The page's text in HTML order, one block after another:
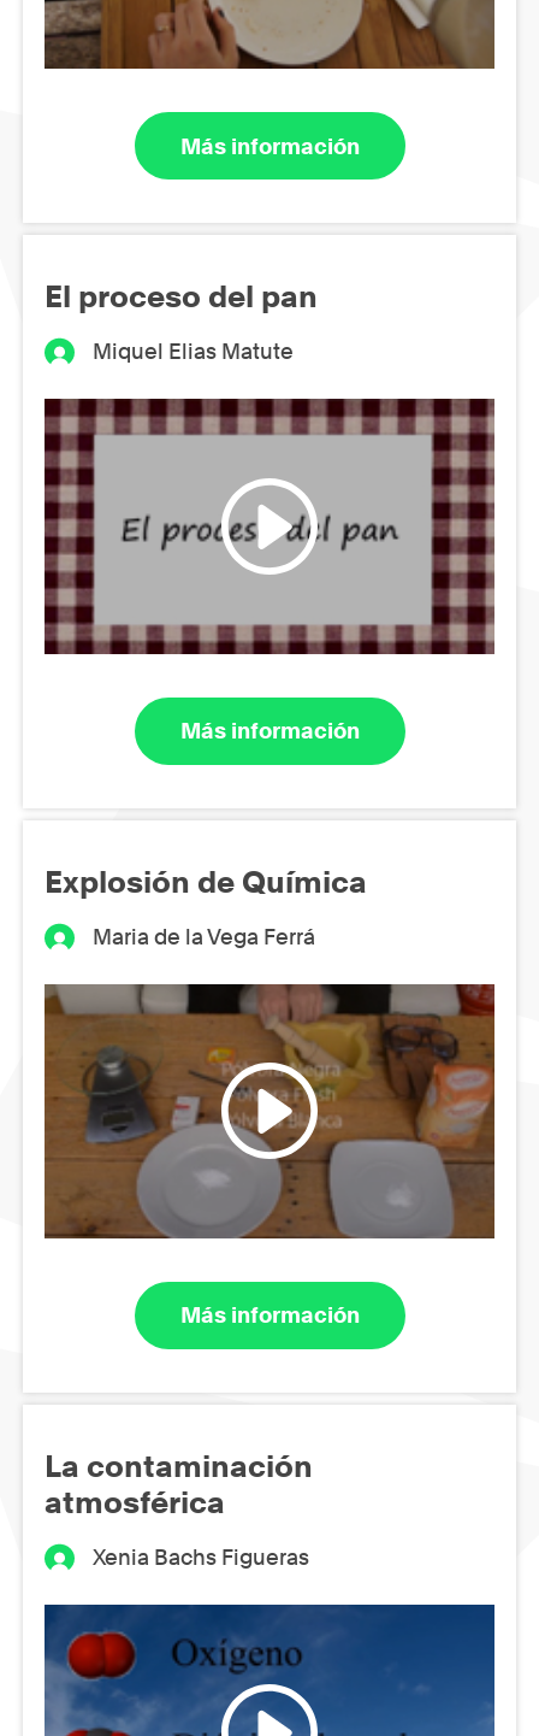
Más información
El proceso del pan
Miquel Elias Matute
Más información
Explosión de Química
Maria de la Vega Ferrá
Más información
La contaminación
atmosférica
Xenia Bachs Figueras